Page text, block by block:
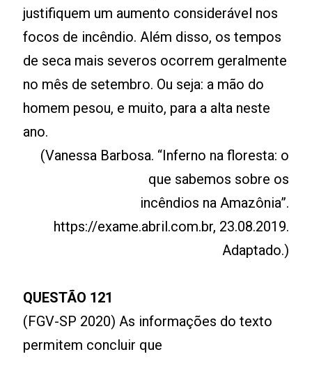
justifiquem um aumento considerável nos
focos de incêndio. Além disso, os tempos
de seca mais severos ocorrem geralmente
no mês de setembro. Ou seja: a mão do
homem pesou, e muito, para a alta neste
ano.
(Vanessa Barbosa. “Inferno na floresta: o
que sabemos sobre os
incêndios na Amazônia”.
https://exame.abril.com.br, 23.08.2019.
Adaptado.)
QUESTÃO 121
(FGV-SP 2020) As informações do texto
permitem concluir que